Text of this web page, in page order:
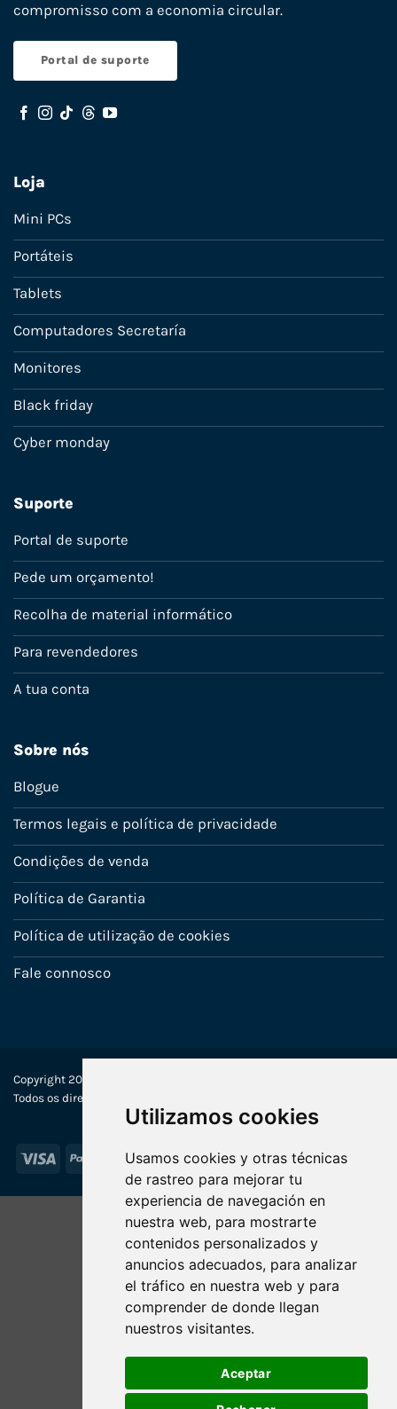
Utilizamos cookies
Usamos cookies y otras técnicas
de rastreo para mejorar tu
experiencia de navegación en
nuestra web, para mostrarte
contenidos personalizados y
anuncios adecuados, para analizar
el tráfico en nuestra web y para
comprender de donde llegan
nuestros visitantes.
Aceptar
compromisso com a economia circular.
Portal de suporte
Loja
Mini PCs
Portáteis
Tablets
Computadores Secretaría
Monitores
Black friday
Cyber monday
Suporte
Portal de suporte
Pede um orçamento!
Recolha de material informático
Para revendedores
A tua conta
Sobre nós
Blogue
Termos legais e política de privacidade
Condições de venda
Política de Garantia
Política de utilização de cookies
Fale connosco
Copyright 2022-2025 © Ecosistemas Informáticos España SL –
Todos os direitos reservados
Visa PayPal Stripe MasterCard